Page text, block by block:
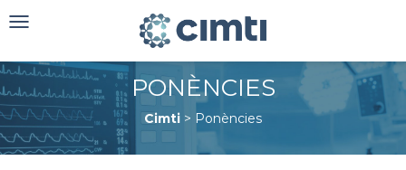
Toggle
PONÈNCIES
Cimti > Ponències